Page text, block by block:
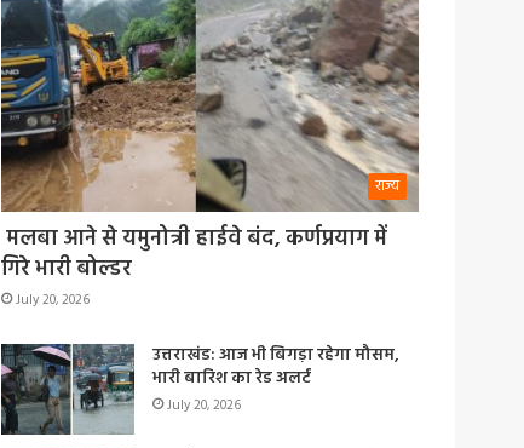
राज्य
मलबा आने से यमुनोत्री हाईवे बंद, कर्णप्रयाग में
गिरे भारी बोल्डर
July 20, 2026
उत्तराखंड: आज भी बिगड़ा रहेगा मौसम,
भारी बारिश का रेड अलर्ट
July 20, 2026